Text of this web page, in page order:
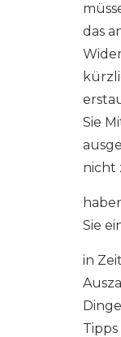
das
Sie
nicht
Sie
in